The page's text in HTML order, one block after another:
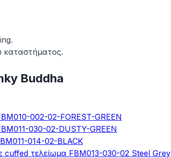
καταστήματος.
Buddha
002-02-FOREST-GREEN
030-02-DUSTY-GREEN
014-02-BLACK
cuffed τελείωμα FBM013-030-02 Steel Grey